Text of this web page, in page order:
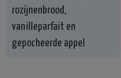
rozijnenbrood,
vanilleparfait en
gepocheerde appel